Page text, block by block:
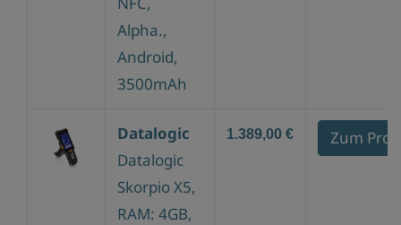
Alpha.,
Android,
3500mAh
Datalogic
Datalogic
Skorpio X5,
RAM: 4GB,
1.389,00 € Zum